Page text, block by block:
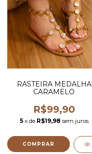
RASTEIRA MEDALHA
CARAMELO
R$99,90
5 x de R$19,98 sem juros
COMPRAR